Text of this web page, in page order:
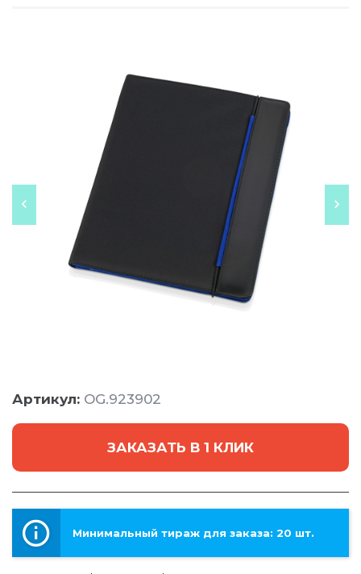
Артикул: OG.923902
ЗАКАЗАТЬ В 1 КЛИК
Минимальный тираж для заказа: 20 шт.